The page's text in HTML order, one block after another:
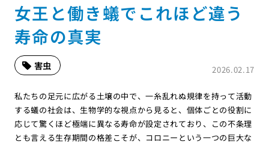
女王と働き蟻でこれほど違う
寿命の真実
2026.02.17
害虫
私たちの足元に広がる土壌の中で、一糸乱れぬ規律を持って活動
する蟻の社会は、生物学的な視点から見ると、個体ごとの役割に
応じて驚くほど極端に異なる寿命が設定されており、この不条理
とも言える生存期間の格差こそが、コロニーという一つの巨大な